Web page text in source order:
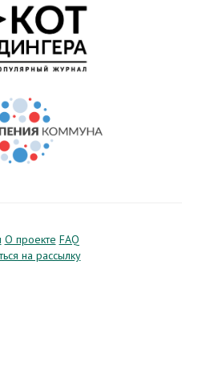
О проекте FAQ
на рассылку